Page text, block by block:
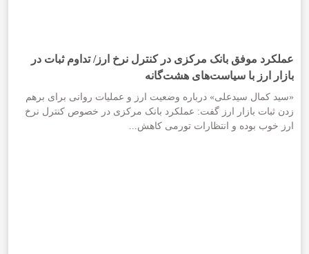
عملکرد موفق بانک مرکزی در کنترل نرخ ارز/ تداوم ثبات در
بازار ارز با سیاست‌های هشت‌گانه
«سید کمال سیدعلی» درباره وضعیت ارز و عملیات روانی برای برهم
زدن ثبات بازار ارز گفت: عملکرد بانک مرکزی در خصوص کنترل نرخ
ارز خوب بوده و انتظارات تورمی کاهش...